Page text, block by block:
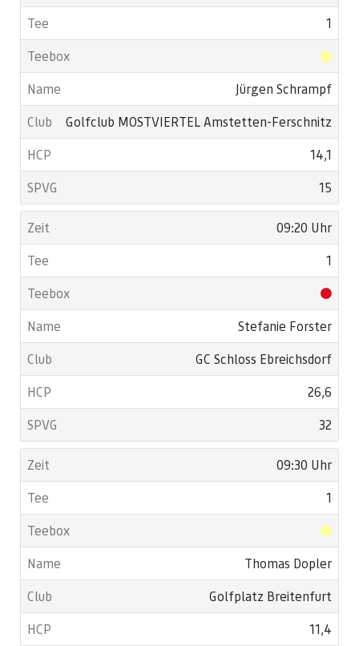
1
Jürgen Schrampf
Golfclub MOSTVIERTEL Amstetten-Ferschnitz
14,1
15
09:20 Uhr
1
Stefanie Forster
GC Schloss Ebreichsdorf
26,6
32
09:30 Uhr
1
Thomas Dopler
Golfplatz Breitenfurt
11,4